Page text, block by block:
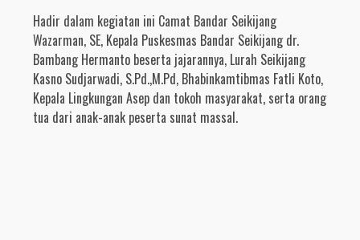
Hadir dalam kegiatan ini Camat Bandar Seikijang
Wazarman, SE, Kepala Puskesmas Bandar Seikijang dr.
Bambang Hermanto beserta jajarannya, Lurah Seikijang
Kasno Sudjarwadi, S.Pd.,M.Pd, Bhabinkamtibmas Fatli Koto,
Kepala Lingkungan Asep dan tokoh masyarakat, serta orang
tua dari anak-anak peserta sunat massal.